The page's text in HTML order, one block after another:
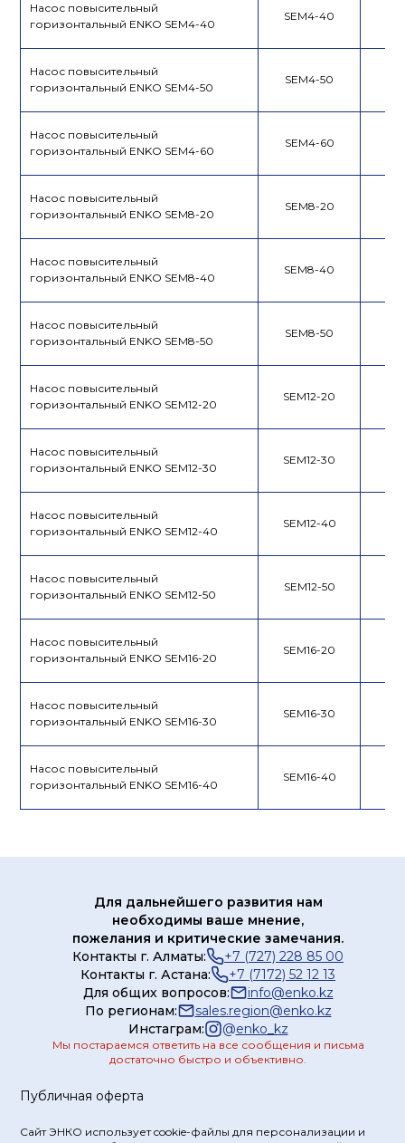
Насос повысительный
горизонтальный ENKO SEM4-40
SEM4-40
Насос повысительный
горизонтальный ENKO SEM4-50
SEM4-50
Насос повысительный
горизонтальный ENKO SEM4-60
SEM4-60
Насос повысительный
горизонтальный ENKO SEM8-20
SEM8-20
Насос повысительный
горизонтальный ENKO SEM8-40
SEM8-40
Насос повысительный
горизонтальный ENKO SEM8-50
SEM8-50
Насос повысительный
горизонтальный ENKO SEM12-20
SEM12-20
Насос повысительный
горизонтальный ENKO SEM12-30
SEM12-30
Насос повысительный
горизонтальный ENKO SEM12-40
SEM12-40
Насос повысительный
горизонтальный ENKO SEM12-50
SEM12-50
Насос повысительный
горизонтальный ENKO SEM16-20
SEM16-20
Насос повысительный
горизонтальный ENKO SEM16-30
SEM16-30
Насос повысительный
горизонтальный ENKO SEM16-40
SEM16-40
Публичная оферта
Сайт ЭНКО использует cookie-файлы для персонализации и
Для дальнейшего развития нам
необходимы ваше мнение,
пожелания и критические замечания.
Контакты г. Алматы:
+7 (727) 228 85 00
Контакты г. Астана:
+7 (7172) 52 12 13
Для общих вопросов:
info@enko.kz
По регионам:
sales.region@enko.kz
Инстаграм:
@enko_kz
Мы постараемся ответить на все сообщения и письма
достаточно быстро и объективно.